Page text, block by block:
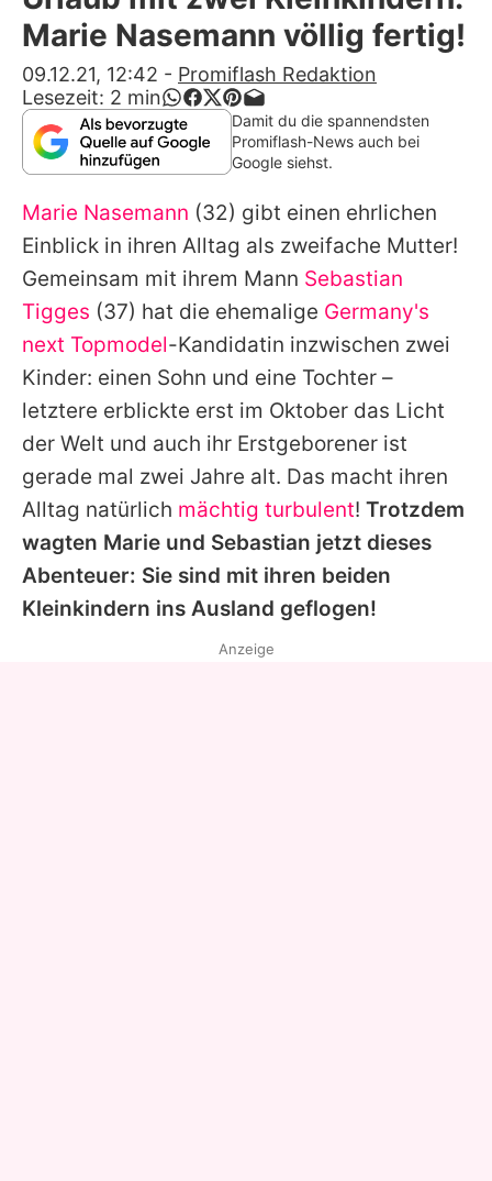
Alle Themen auf Promiflash
App runterladen
Team
Redaktionelle Richtlinien
Impressum
Nutzungsbedingungen
Utiq verwalten
Marie Nasemann völlig fertig!
09.12.21, 12:42 - Promiflash Redaktion
Lesezeit: 2 min
Damit du die spannendsten
Promiflash-News auch bei
Google siehst.
Marie Nasemann (32) gibt einen ehrlichen
Einblick in ihren Alltag als zweifache Mutter!
Gemeinsam mit ihrem Mann Sebastian
Tigges (37) hat die ehemalige Germany's
next Topmodel-Kandidatin inzwischen zwei
Kinder: einen Sohn und eine Tochter –
letztere erblickte erst im Oktober das Licht
der Welt und auch ihr Erstgeborener ist
gerade mal zwei Jahre alt. Das macht ihren
Alltag natürlich mächtig turbulent! Trotzdem
wagten Marie und Sebastian jetzt dieses
Abenteuer: Sie sind mit ihren beiden
Kleinkindern ins Ausland geflogen!
Anzeige